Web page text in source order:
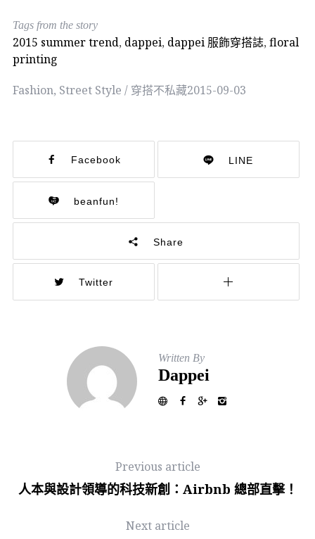
Tags from the story
2015 summer trend, dappei, dappei 服飾穿搭誌, floral
printing
Fashion, Street Style / 穿搭不私藏2015-09-03
Facebook LINE
beanfun!
Share
Twitter
Written By
Dappei
Previous article
人本與設計領導的科技新創：Airbnb 總部直擊！
Next article